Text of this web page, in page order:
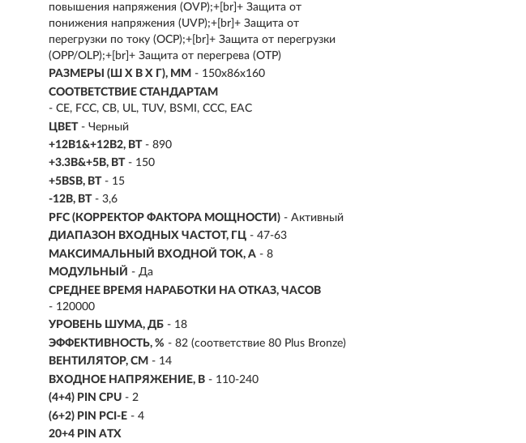
повышения напряжения (OVP);+[br]+ Защита от
понижения напряжения (UVP);+[br]+ Защита от
перегрузки по току (OCP);+[br]+ Защита от перегрузки
(OPP/OLP);+[br]+ Защита от перегрева (OTP)
РАЗМЕРЫ (Ш X В X Г), ММ - 150х86х160
СООТВЕТСТВИЕ СТАНДАРТАМ
- CE, FCC, CB, UL, TUV, BSMI, CCC, EAC
ЦВЕТ - Черный
+12B1&+12B2, ВТ - 890
+3.3B&+5B, ВТ - 150
+5BSB, ВТ - 15
-12B, ВТ - 3,6
PFC (КОРРЕКТОР ФАКТОРА МОЩНОСТИ) - Активный
ДИАПАЗОН ВХОДНЫХ ЧАСТОТ, ГЦ - 47-63
МАКСИМАЛЬНЫЙ ВХОДНОЙ ТОК, А - 8
МОДУЛЬНЫЙ - Да
СРЕДНЕЕ ВРЕМЯ НАРАБОТКИ НА ОТКАЗ, ЧАСОВ
- 120000
УРОВЕНЬ ШУМА, ДБ - 18
ЭФФЕКТИВНОСТЬ, % - 82 (соответствие 80 Plus Bronze)
ВЕНТИЛЯТОР, СМ - 14
ВХОДНОЕ НАПРЯЖЕНИЕ, В - 110-240
(4+4) PIN CPU - 2
(6+2) PIN PCI-E - 4
20+4 PIN ATX